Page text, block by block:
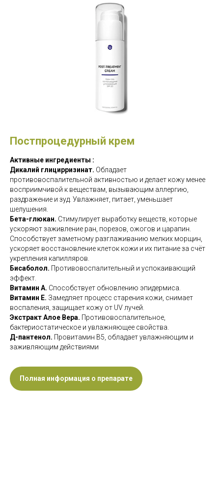
Постпроцедурный крем
Активные ингредиенты :
Дикалий глицирризинат. Обладает
противовоспалительной активностью и делает кожу менее
восприимчивой к веществам, вызывающим аллергию,
раздражение и зуд. Увлажняет, питает, уменьшает
шелушения.
Бета-глюкан. Стимулирует выработку веществ, которые
ускоряют заживление ран, порезов, ожогов и царапин.
Способствует заметному разглаживанию мелких морщин,
ускоряет восстановление клеток кожи и их питание за счёт
укрепления капилляров.
Бисаболол. Противовоспалительный и успокаивающий
эффект.
Витамин А. Способствует обновлению эпидермиса.
Витамин Е. Замедляет процесс старения кожи, снимает
воспаления, защищает кожу от UV лучей.
Экстракт Алое Вера. Противовоспалительное,
бактериостатическое и увлажняющее свойства.
Д-пантенол. Провитамин В5, обладает увлажняющим и
заживляющим действиями
Полная информация о препарате